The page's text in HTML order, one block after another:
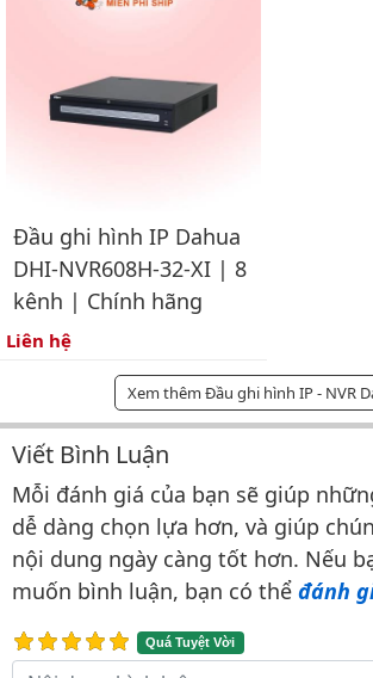
Đầu ghi hình IP Dahua
DHI-NVR608H-32-XI | 8
kênh | Chính hãng
Liên hệ
Xem thêm Đầu ghi hình IP - NVR
Bình luận & Đánh
Viết Bình Luận
Mỗi đánh giá của bạn sẽ giúp
dễ dàng chọn lựa hơn, và giúp
nội dung ngày càng tốt hơn. Nếu
muốn bình luận, bạn có thể đánh
Quá Tuyệt Vời
Nội dung bình luận